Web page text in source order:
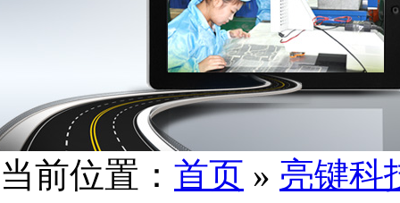
当前位置： 首页 » 亮键科